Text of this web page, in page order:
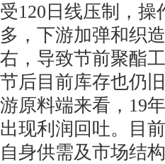
受120日线压制，
多，下游加弹和织
右，导致节前聚酯
节后目前库存也仍
游原料端来看，19
出现利润回吐。目
自身供需及市场结